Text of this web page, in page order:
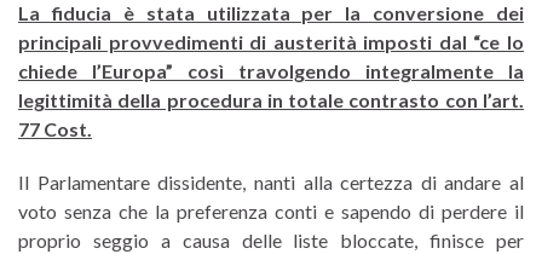
La fiducia è stata utilizzata per la conversione dei
principali provvedimenti di austerità imposti dal “ce lo
chiede l’Europa” così travolgendo integralmente la
legittimità della procedura in totale contrasto con l’art.
77 Cost.
Il Parlamentare dissidente, nanti alla certezza di andare al
voto senza che la preferenza conti e sapendo di perdere il
proprio seggio a causa delle liste bloccate, finisce per